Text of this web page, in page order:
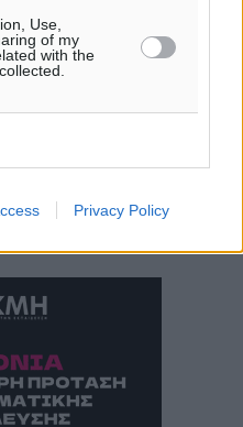
Use,
of my
with the
Privacy Policy